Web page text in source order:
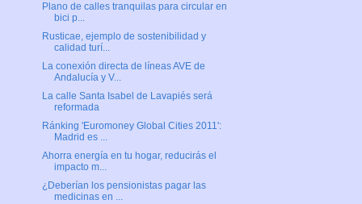
Plano de calles tranquilas para circular en
bici p...
Rusticae, ejemplo de sostenibilidad y
calidad turí...
La conexión directa de líneas AVE de
Andalucía y V...
La calle Santa Isabel de Lavapiés será
reformada
Ránking 'Euromoney Global Cities 2011':
Madrid es ...
Ahorra energía en tu hogar, reducirás el
impacto m...
¿Deberían los pensionistas pagar las
medicinas en ...